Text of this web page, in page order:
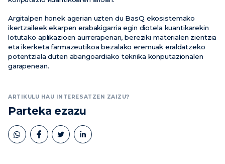
Argitalpen honek agerian uzten du BasQ ekosistemako
ikertzaileek ekarpen erabakigarria egin diotela kuantikarekin
lotutako aplikazioen aurrerapenari, bereziki materialen zientzia
eta ikerketa farmazeutikoa bezalako eremuak eraldatzeko
potentziala duten abangoardiako teknika konputazionalen
garapenean.
ARTIKULU HAU INTERESATZEN ZAIZU?
Parteka ezazu